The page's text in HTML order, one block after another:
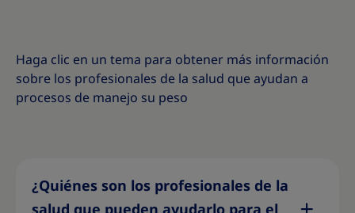
Haga clic en un tema para obtener más información
sobre los profesionales de la salud que ayudan a
procesos de manejo su peso
¿Quiénes son los profesionales de la